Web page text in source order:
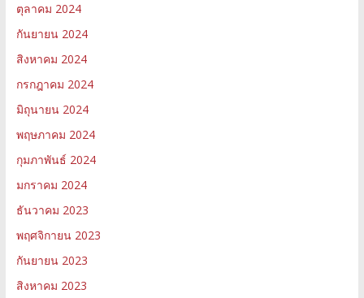
ตุลาคม 2024
กันยายน 2024
สิงหาคม 2024
กรกฎาคม 2024
มิถุนายน 2024
พฤษภาคม 2024
กุมภาพันธ์ 2024
มกราคม 2024
ธันวาคม 2023
พฤศจิกายน 2023
กันยายน 2023
สิงหาคม 2023